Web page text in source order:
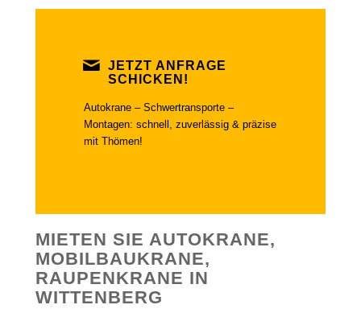
JETZT ANFRAGE
SCHICKEN!
Autokrane – Schwertransporte –
Montagen: schnell, zuverlässig & präzise
mit Thömen!
MIETEN SIE AUTOKRANE,
MOBILBAUKRANE,
RAUPENKRANE IN
WITTENBERG